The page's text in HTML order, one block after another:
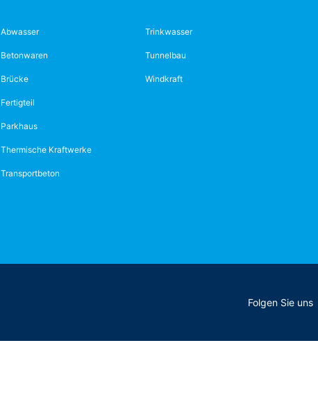
Abwasser
Betonwaren
Brücke
Fertigteil
Parkhaus
Thermische Kraftwerke
Transportbeton
Trinkwasser
Tunnelbau
Windkraft
Folgen Sie uns